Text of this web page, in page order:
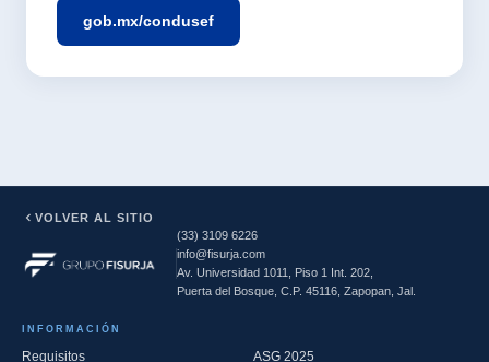
gob.mx/condusef
VOLVER AL SITIO
(33) 3109 6226
info@fisurja.com
Av. Universidad 1011, Piso 1 Int. 202,
Puerta del Bosque, C.P. 45116, Zapopan, Jal.
INFORMACIÓN
Requisitos ASG 2025